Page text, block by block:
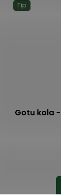
Tip
Gotu kola